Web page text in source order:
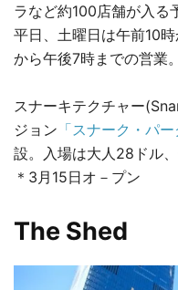
ラなど約100店舗が入る
平日、土曜日は午前10
から午後7時までの営業。
スナーキテクチャー
ジョン 「スナーク・パ
設。入場は大人28ドル
＊3月15日オ－プン
The Shed